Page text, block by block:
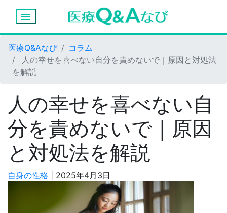
menu
医療Q&Aなび
コラム
人の幸せを喜べない自分を責めないで｜原因と対処法
を解説
人の幸せを喜べない自
分を責めないで｜原因
と対処法を解説
自身の性格 2025年4月3日